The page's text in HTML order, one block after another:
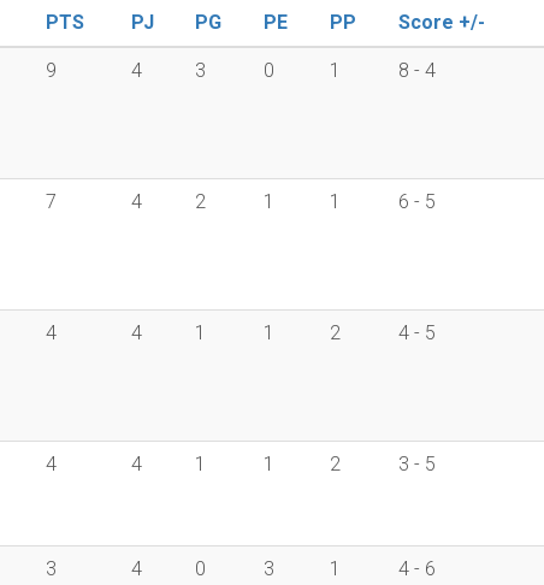
PTS PJ PG PE PP Score +/-
9 4 3 0 1 8 - 4
7 4 2 1 1 6 - 5
4 4 1 1 2 4 - 5
4 4 1 1 2 3 - 5
3 4 0 3 1 4 - 6